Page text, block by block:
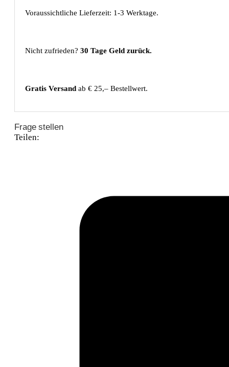
Voraussichtliche Lieferzeit: 1-3 Werktage.
Nicht zufrieden? 30 Tage Geld zurück.
Gratis Versand ab € 25,– Bestellwert.
Frage stellen
Teilen: